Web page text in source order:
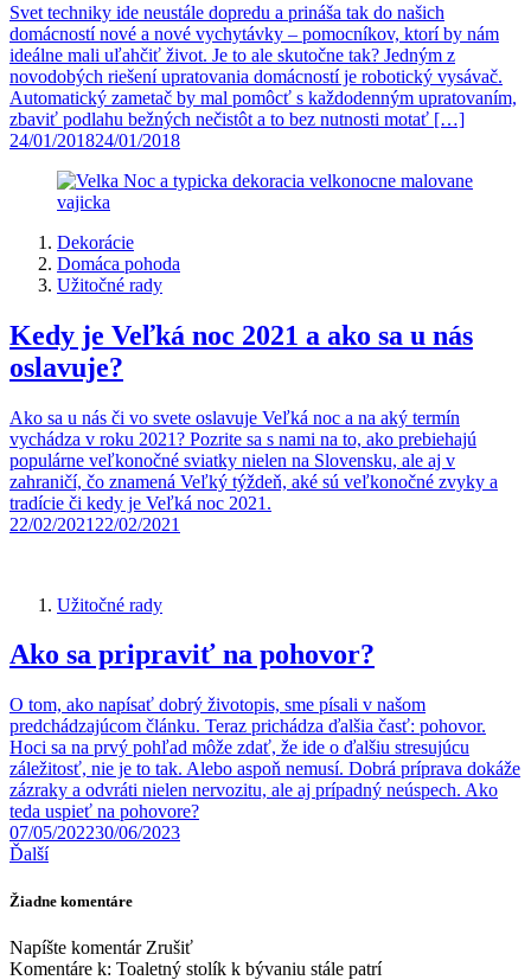
Svet techniky ide neustále dopredu a prináša tak do našich
domácností nové a nové vychytávky – pomocníkov, ktorí by nám
ideálne mali uľahčiť život. Je to ale skutočne tak? Jedným z
novodobých riešení upratovania domácností je robotický vysávač.
Automatický zametač by mal pomôcť s každodenným upratovaním,
zbaviť podlahu bežných nečistôt a to bez nutnosti motať […]
24/01/201824/01/2018
Dekorácie
Domáca pohoda
Užitočné rady
Kedy je Veľká noc 2021 a ako sa u nás
oslavuje?
Ako sa u nás či vo svete oslavuje Veľká noc a na aký termín
vychádza v roku 2021? Pozrite sa s nami na to, ako prebiehajú
populárne veľkonočné sviatky nielen na Slovensku, ale aj v
zahraničí, čo znamená Veľký týždeň, aké sú veľkonočné zvyky a
tradície či kedy je Veľká noc 2021.
22/02/2021 22/02/2021
Užitočné rady
Ako sa pripraviť na pohovor?
O tom, ako napísať dobrý životopis, sme písali v našom
predchádzajúcom článku. Teraz prichádza ďalšia časť: pohovor.
Hoci sa na prvý pohľad môže zdať, že ide o ďalšiu stresujúcu
záležitosť, nie je to tak. Alebo aspoň nemusí. Dobrá príprava dokáže
zázraky a odvráti nielen nervozitu, ale aj prípadný neúspech. Ako
teda uspieť na pohovore?
07/05/202230/06/2023
Ďalší
Žiadne komentáre
Napíšte komentár Zrušiť
Komentáre k: Toaletný stolík k bývaniu stále patrí